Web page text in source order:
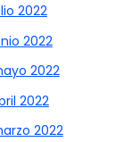
2022
2022
2022
2022
2022